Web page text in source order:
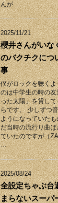
んが …
2025/11/21
櫻井さんがいな
のバクチクにつ
事
僕がロックを聴く
のは中学生の時の
った太陽」を貸し
らです。 少しずつ
ようになっていた
だ当時の流行り曲
ていたのですが（
…
2025/08/24
全設定ちゃぶ台
まらないスーパ